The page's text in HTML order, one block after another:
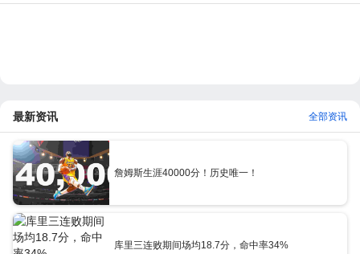
最新资讯 全部资讯
詹姆斯生涯40000分！历史唯一！
库里三连败期间场均18.7分，命中率34%